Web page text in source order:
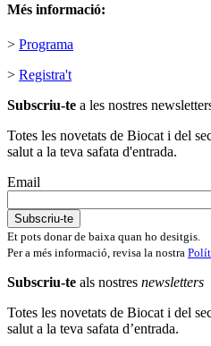
Més informació:
> Programa
> Registra't
Subscriu-te a les nostres
Totes les novetats de Biocat i del
salut a la teva safata d'entrada.
Email
Et pots donar de baixa quan ho desitgis.
Per a més informació, revisa la nostra
Subscriu-te als nostres newsletters
Totes les novetats de Biocat i del
salut a la teva safata d’entrada.